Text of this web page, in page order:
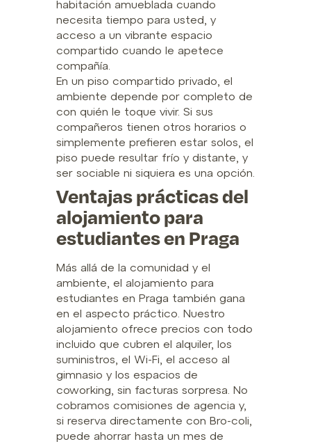
habitación amueblada cuando
necesita tiempo para usted, y
acceso a un vibrante espacio
compartido cuando le apetece
compañía.
En un piso compartido privado, el
ambiente depende por completo de
con quién le toque vivir. Si sus
compañeros tienen otros horarios o
simplemente prefieren estar solos, el
piso puede resultar frío y distante, y
ser sociable ni siquiera es una opción.
Ventajas prácticas del
alojamiento para
estudiantes en Praga
Más allá de la comunidad y el
ambiente, el alojamiento para
estudiantes en Praga también gana
en el aspecto práctico. Nuestro
alojamiento ofrece precios con todo
incluido que cubren el alquiler, los
suministros, el Wi-Fi, el acceso al
gimnasio y los espacios de
coworking, sin facturas sorpresa. No
cobramos comisiones de agencia y,
si reserva directamente con Bro-coli,
puede ahorrar hasta un mes de